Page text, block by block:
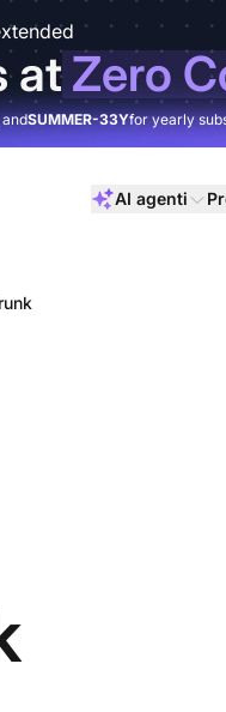
atZero
SUMMER-33Yfor yearly
AI agenti